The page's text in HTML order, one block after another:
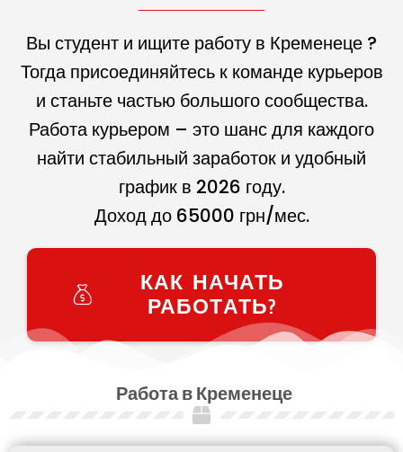
Вы студент и ищите работу в Кременеце ?
Тогда присоединяйтесь к команде курьеров
и станьте частью большого сообщества.
Работа курьером – это шанс для каждого
найти стабильный заработок и удобный
график в 2026 году.
Доход до 65000 грн/мес.
КАК НАЧАТЬ
РАБОТАТЬ?
Работа в Кременеце